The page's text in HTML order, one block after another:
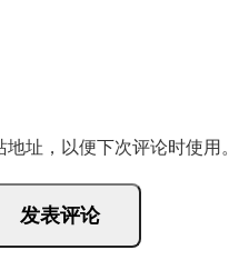
址，以便下次评论时使用。